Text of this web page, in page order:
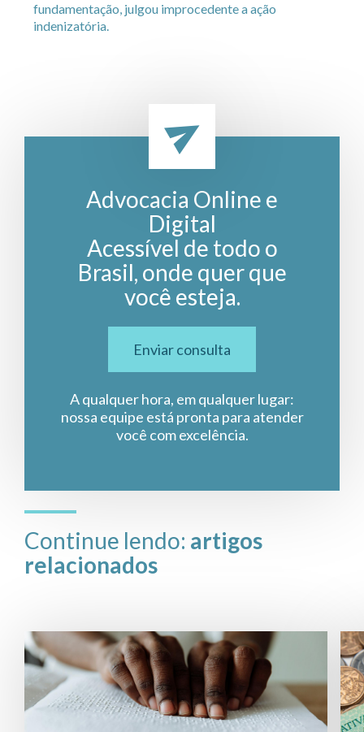
fundamentação, julgou improcedente a ação
indenizatória.
Advocacia Online e
Digital
Acessível de todo o
Brasil, onde quer que
você esteja.
Enviar consulta
A qualquer hora, em qualquer lugar:
nossa equipe está pronta para atender
você com excelência.
Continue lendo: artigos
relacionados